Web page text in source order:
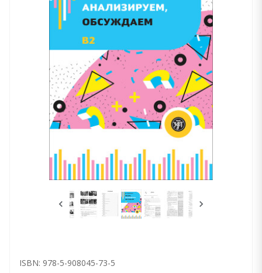
ISBN: 978-5-908045-73-5